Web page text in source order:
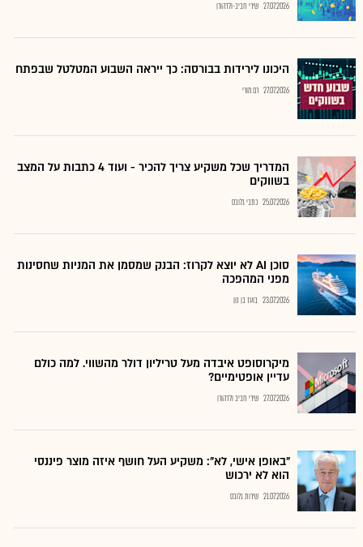
27.07.2026 שירי חביב-ולדהורן
היכונו לירידות בבורסה: כך ייראה השבוע המטלטל שבפתח
27.07.2026 רם מורי
המדריך שכל משקיע צריך להכיר - ועוד 4 כתבות על המצב
בשווקים
25.07.2026 כתבי גלובס
סוכן AI לא יוצא לקרוז: הבנק שמסמן את המניות שחסינות
מפני המהפכה
23.07.2026 בועז בן נון
מיקרוסופט איבדה מעל טריליון דולר מהשווי. למה כולם
עדיין אופטימיים?
27.07.2026 שירי חביב ולדהורן
"באופן אישי, לא": משקיע העל חושף איזה מוצר פיננסי
הוא לא ירכוש
21.07.2026 שירות גלובס